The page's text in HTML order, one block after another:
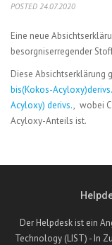
POSTED 24.07.2020
Eine neue
besorgniserregender
Diese Absichtserklärung
bis(Kokos-
Acyloxy) derivs., wobei
Acyloxy-Anteils ist.
Der Helpdesk ist ein
Technology (LIST) - In